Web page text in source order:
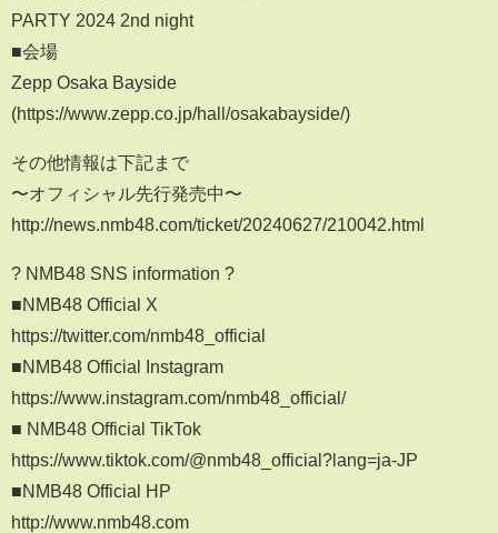
PARTY 2024 2nd night
■会場
Zepp Osaka Bayside
(https://www.zepp.co.jp/hall/osakabayside/)
その他情報は下記まで
〜オフィシャル先行発売中〜
http://news.nmb48.com/ticket/20240627/210042.html
? NMB48 SNS information ?
■NMB48 Official X
https://twitter.com/nmb48_official
■NMB48 Official Instagram
https://www.instagram.com/nmb48_official/
■ NMB48 Official TikTok
https://www.tiktok.com/@nmb48_official?lang=ja-JP
■NMB48 Official HP
http://www.nmb48.com